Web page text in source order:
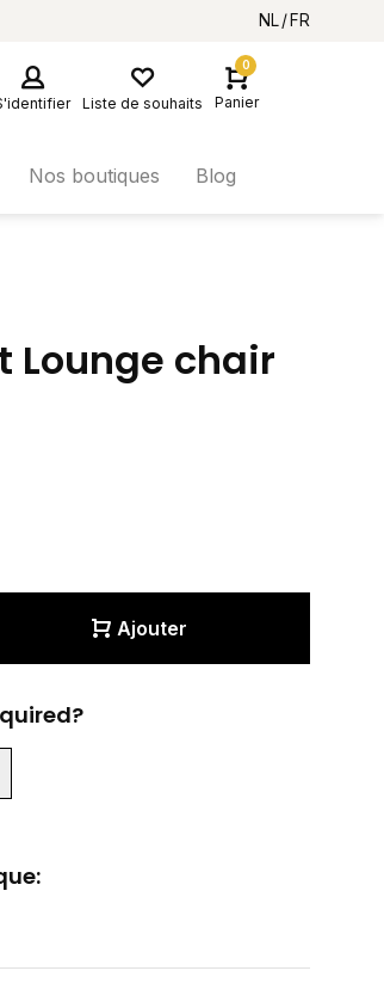
NL FR
Liste de souhaits
0
Panier
Nos boutiques Blog
Lounge chair
Ajouter